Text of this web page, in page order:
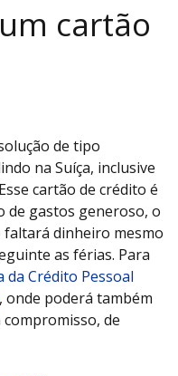
cartão
de tipo
na Suíça, inclusive
cartão de crédito é
de gastos generoso, o
faltará dinheiro mesmo
as férias. Para
da Crédito Pessoal
, onde poderá também
de